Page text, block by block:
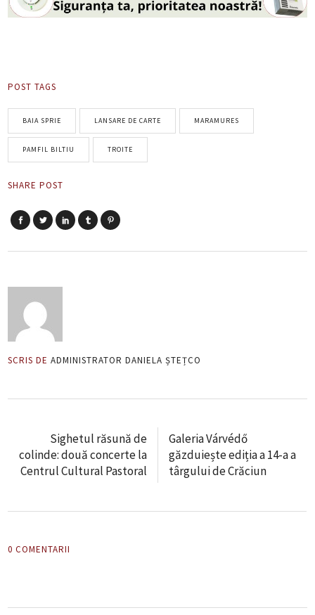
POST TAGS
BAIA SPRIE LANSARE DE CARTE MARAMURES
PAMFIL BILTIU TROITE
SHARE POST
SCRIS DE ADMINISTRATOR DANIELA ȘTEȚCO
Sighetul răsună de
colinde: două concerte la
Centrul Cultural Pastoral
Galeria Várvédő
găzduiește ediția a 14-a a
târgului de Crăciun
0 COMENTARII